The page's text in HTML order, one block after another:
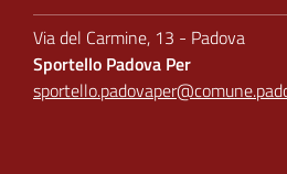
Via del Carmine, 13 - Padova
Sportello Padova Per